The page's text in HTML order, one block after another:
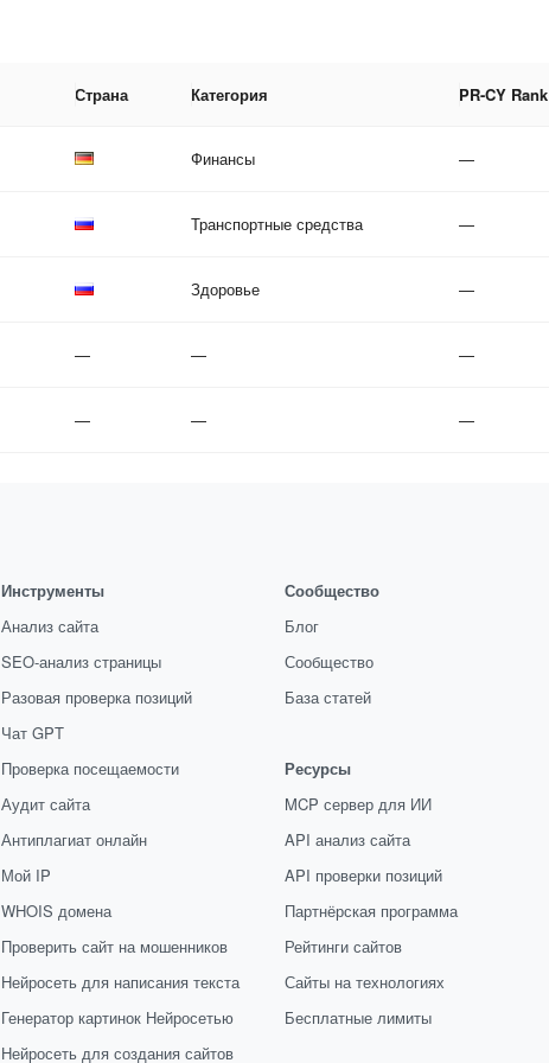
Страна Категория PR-CY Rank
Финансы —
Транспортные средства —
Здоровье —
— — —
— — —
Инструменты
Анализ сайта
SEO-анализ страницы
Разовая проверка позиций
Чат GPT
Проверка посещаемости
Аудит сайта
Антиплагиат онлайн
Мой IP
WHOIS домена
Проверить сайт на мошенников
Нейросеть для написания текста
Генератор картинок Нейросетью
Нейросеть для создания сайтов
Сообщество
Блог
Сообщество
База статей
Ресурсы
MCP сервер для ИИ
API анализ сайта
API проверки позиций
Партнёрская программа
Рейтинги сайтов
Сайты на технологиях
Бесплатные лимиты